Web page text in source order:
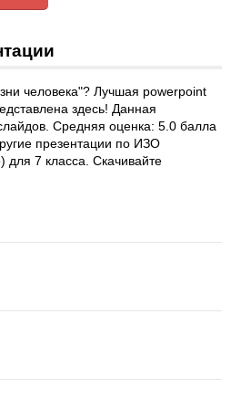
человека"? Лучшая powerpoint
здесь! Данная
Средняя оценка: 5.0 балла
презентации по ИЗО
для 7 класса. Скачивайте